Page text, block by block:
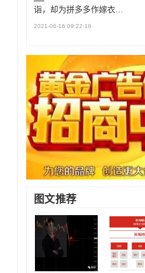
诣，却为拼多多作嫁衣…
2021-06-16 09:22:16
图文推荐